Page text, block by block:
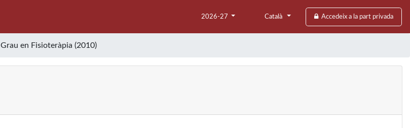
2026-27 Català Accedeix a la part privada
Grau en Fisioteràpia (2010)